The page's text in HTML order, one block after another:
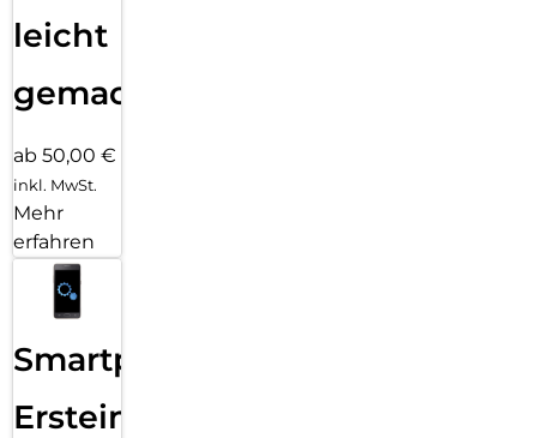
leicht
gemacht!
ab 50,00 €
inkl. MwSt.
Mehr
erfahren
Smartphone
Ersteinrichtung